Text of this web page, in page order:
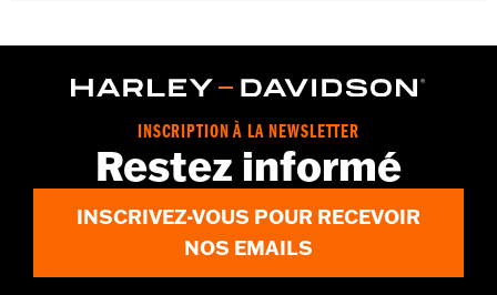
GARANTIE:Garantie limitée de 2 ans – Rendez-vous surwww.h-
Origine:Importé
INSCRIPTION À LA NEWSLETTER
Restez informé
INSCRIVEZ-VOUS POUR RECEVOIR
NOS EMAILS